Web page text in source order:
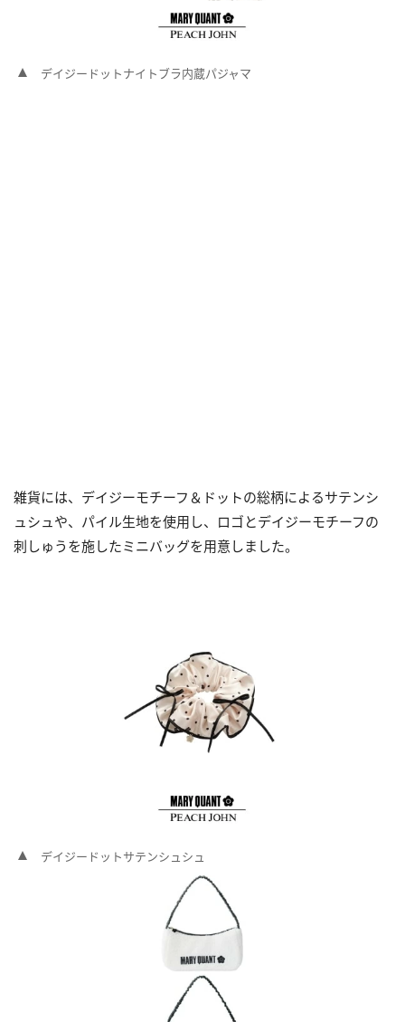
デイジードットナイトブラ内蔵パジャマ
雑貨には、デイジーモチーフ＆ドットの総柄によるサテンシ
ュシュや、パイル生地を使用し、ロゴとデイジーモチーフの
刺しゅうを施したミニバッグを用意しました。
デイジードットサテンシュシュ